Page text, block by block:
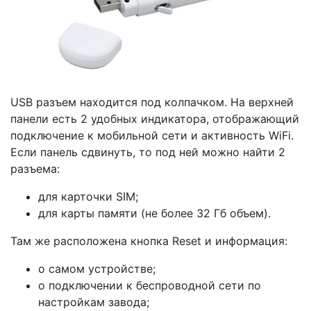
USB разъем находится под колпачком. На верхней
панели есть 2 удобных индикатора, отображающий
подключение к мобильной сети и активность WiFi.
Если панель сдвинуть, то под ней можно найти 2
разъема:
для карточки SIM;
для карты памяти (не более 32 Гб объем).
Там же расположена кнопка Reset и информация:
о самом устройстве;
о подключении к беспроводной сети по
настройкам завода;